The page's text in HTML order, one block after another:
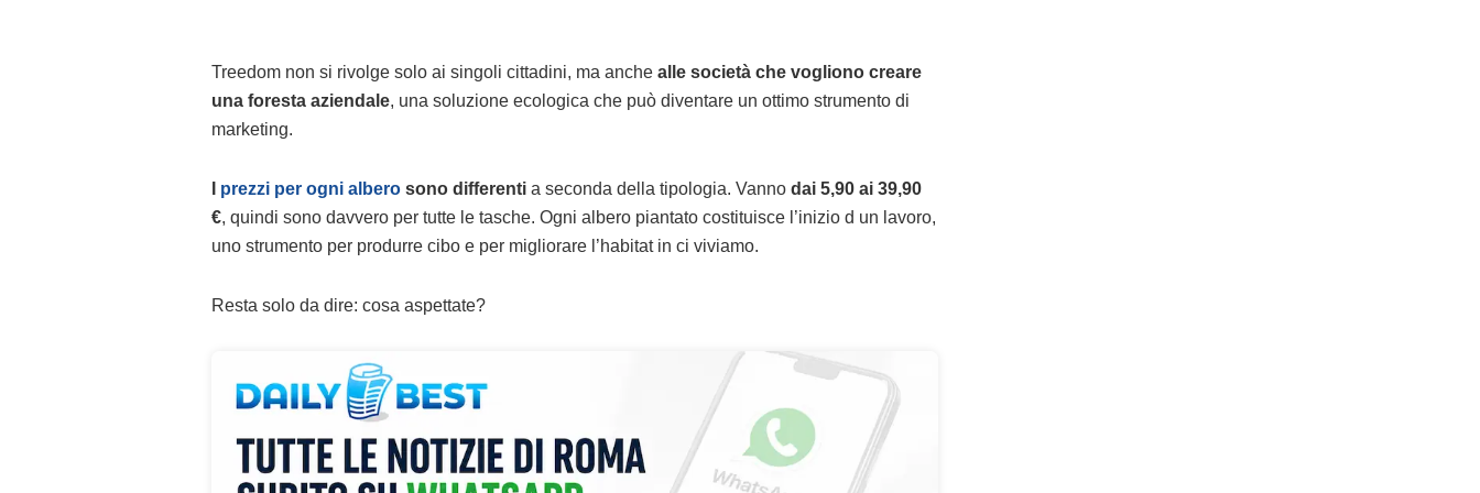
Treedom non si rivolge solo ai singoli cittadini, ma anche alle società che vogliono creare
una foresta aziendale, una soluzione ecologica che può diventare un ottimo strumento di
marketing.
prezzi per ogni albero sono differenti a seconda della tipologia. Vanno dai 5,90 ai 39,90
€, quindi sono davvero per tutte le tasche. Ogni albero piantato costituisce l’inizio d un lavoro,
uno strumento per produrre cibo e per migliorare l’habitat in ci viviamo.
Resta solo da dire: cosa aspettate?